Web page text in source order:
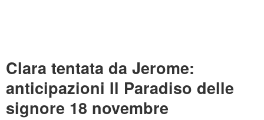
Clara tentata da Jerome:
anticipazioni Il Paradiso delle
signore 18 novembre